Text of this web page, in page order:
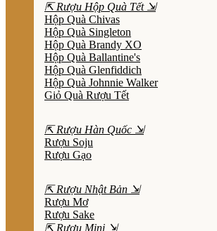
⇱ Rượu Hộp Quà Tết ⇲
Hộp Quà Chivas
Hộp Quà Singleton
Hộp Quà Brandy XO
Hộp Quà Ballantine's
Hộp Quà Glenfiddich
Hộp Quà Johnnie Walker
Giỏ Quà Rượu Tết
⇱ Rượu Hàn Quốc ⇲
Rượu Soju
Rượu Gạo
⇱ Rượu Nhật Bản ⇲
Rượu Mơ
Rượu Sake
⇱ Rượu Mini ⇲